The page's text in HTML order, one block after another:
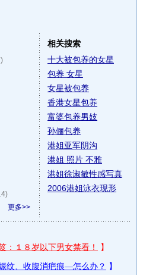
更多>>
相关搜索
十大被包养的女星
包养 女星
女星被包养
香港女星包养
富婆包养男妓
孙俪包养
港姐亚军阴沟
港姐 照片 不雅
港姐徐淑敏性感写真
2006港姐泳衣现形